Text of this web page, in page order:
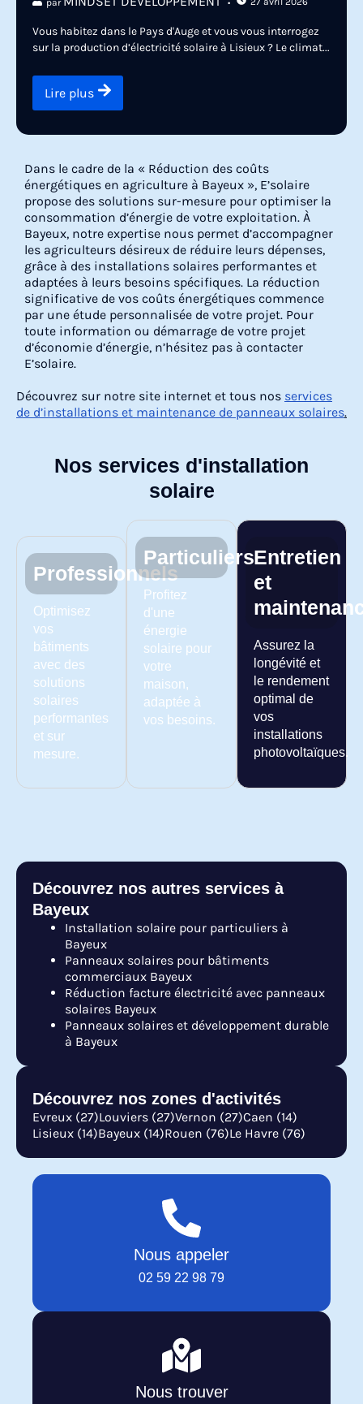
Vous habitez dans le Pays d'Auge et vous vous interrogez
sur la production d’électricité solaire à Lisieux ? Le climat...
Lire plus
Dans le cadre de la « Réduction des coûts
énergétiques en agriculture à Bayeux », E’solaire
propose des solutions sur-mesure pour optimiser la
consommation d’énergie de votre exploitation. À
Bayeux, notre expertise nous permet d’accompagner
les agriculteurs désireux de réduire leurs dépenses,
grâce à des installations solaires performantes et
adaptées à leurs besoins spécifiques. La réduction
significative de vos coûts énergétiques commence
par une étude personnalisée de votre projet. Pour
toute information ou démarrage de votre projet
d’économie d’énergie, n’hésitez pas à contacter
E’solaire.
Découvrez sur notre site internet et tous nos services
de d’installations et maintenance de panneaux solaires.
Nos services d'installation
solaire
Professionnels
Optimisez
vos
bâtiments
avec des
solutions
solaires
performantes
et sur
mesure.
Particuliers
Profitez
d'une
énergie
solaire pour
votre
maison,
adaptée à
vos besoins.
Entretien
et
Assurez la
longévité et
le rendement
optimal de
vos
installations
photovoltaïques.
Découvrez nos autres services à
Bayeux
Installation solaire pour particuliers à
Bayeux
Panneaux solaires pour bâtiments
commerciaux Bayeux
Réduction facture électricité avec panneaux
solaires Bayeux
Panneaux solaires et développement durable
à Bayeux
Découvrez nos zones d'activités
Evreux (27)Louviers (27)Vernon (27)Caen (14)
Lisieux (14)Bayeux (14)Rouen (76)Le Havre (76)
Nous appeler
02 59 22 98 79
Nous trouver